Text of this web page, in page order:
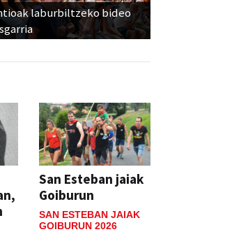
laburbiltzeko bideo
San Esteban jaiak
Goiburun
SAN ESTEBAN JAIAK
GOIBURUN 2026